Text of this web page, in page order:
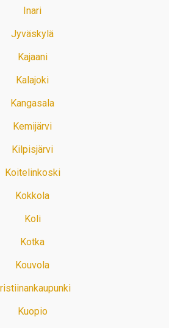
Inari
Jyväskylä
Kajaani
Kalajoki
Kangasala
Kemijärvi
Kilpisjärvi
Koitelinkoski
Kokkola
Koli
Kotka
Kouvola
Kuopio